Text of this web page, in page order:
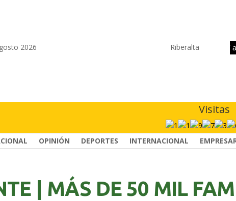
2026 Riberalta
+33°C
Visitas
OPINIÓN DEPORTES INTERNACIONAL
| MÁS DE 50 MIL